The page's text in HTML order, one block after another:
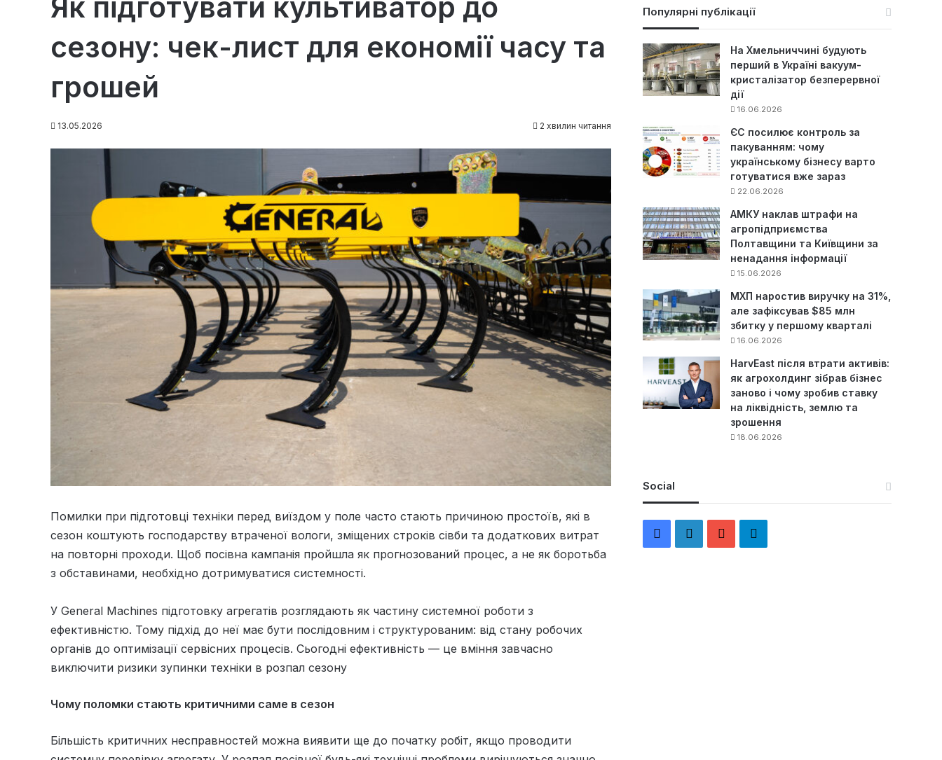
Як підготувати культиватор до
сезону: чек-лист для економії часу та
грошей
13.05.2026 2 хвилин читання
Помилки при підготовці техніки перед виїздом у поле часто стають причиною простоїв, які в
сезон коштують господарству втраченої вологи, зміщених строків сівби та додаткових витрат
на повторні проходи. Щоб посівна кампанія пройшла як прогнозований процес, а не як боротьба
з обставинами, необхідно дотримуватися системності.
У General Machines підготовку агрегатів розглядають як частину системної роботи з
ефективністю. Тому підхід до неї має бути послідовним і структурованим: від стану робочих
органів до оптимізації сервісних процесів. Сьогодні ефективність — це вміння завчасно
виключити ризики зупинки техніки в розпал сезону
Чому поломки стають критичними саме в сезон
Більшість критичних несправностей можна виявити ще до початку робіт, якщо проводити
Популярні публікації
На Хмельниччині будують
перший в Україні вакуум-
кристалізатор безперервної
дії
16.06.2026
ЄС посилює контроль за
пакуванням: чому
українському бізнесу варто
готуватися вже зараз
22.06.2026
АМКУ наклав штрафи на
агропідприємства
Полтавщини та Київщини за
ненадання інформації
15.06.2026
МХП наростив виручку на 31%,
але зафіксував $85 млн
збитку у першому кварталі
16.06.2026
HarvEast після втрати активів:
як агрохолдинг зібрав бізнес
заново і чому зробив ставку
на ліквідність, землю та
зрошення
18.06.2026
Social